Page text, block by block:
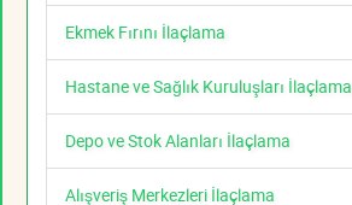
Ekmek Fırını İlaçlama
Hastane ve Sağlık Kuruluşları İlaçlama
Depo ve Stok Alanları İlaçlama
Alışveriş Merkezleri İlaçlama